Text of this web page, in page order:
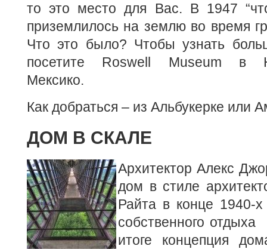
то это место для Вас. В 1947
приземлилось на землю во время
Что это было? Чтобы узнать
посетите Roswell Museum в
Мексико.
Как добраться – из Альбукерке или
ДОМ В СКАЛЕ
Архитектор Алекс
дом в стиле
Райта в конце 1940-
собственного
итоге концепция